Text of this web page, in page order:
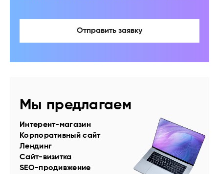
Отправить заявку
Мы предлагаем
Интерент-магазин
Корпоративный сайт
Лендинг
Сайт-визитка
SEO-продивжение